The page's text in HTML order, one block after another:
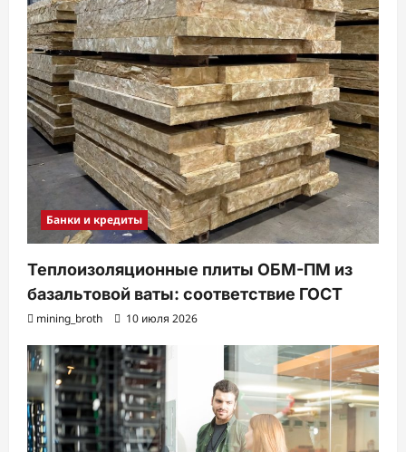
Банки и кредиты
Теплоизоляционные плиты ОБМ-ПМ из
базальтовой ваты: соответствие ГОСТ
mining_broth 10 июля 2026